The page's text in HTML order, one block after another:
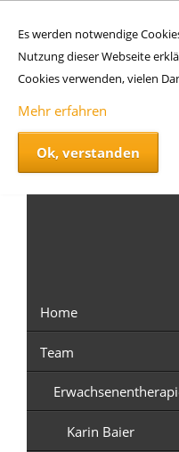
Es werden notwendige
Nutzung dieser Webseite
Cookies verwenden, vielen
Mehr erfahren
Ok, verstanden
Home
Team
Karin Baier